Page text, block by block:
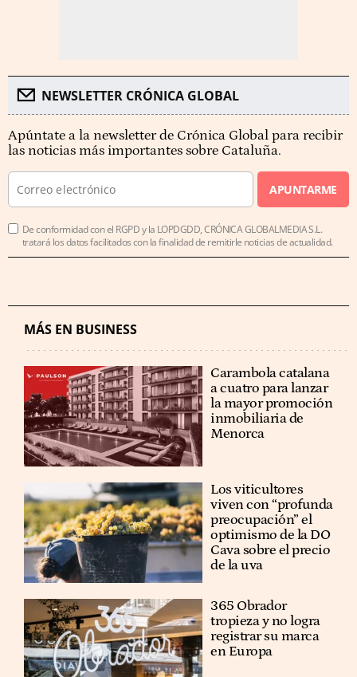
NEWSLETTER CRÓNICA GLOBAL
Apúntate a la newsletter de Crónica Global para recibir
las noticias más importantes sobre Cataluña.
APUNTARME
De conformidad con el RGPD y la LOPDGDD, CRÓNICA GLOBALMEDIA S.L.
tratará los datos facilitados con la finalidad de remitirle noticias de actualidad.
MÁS EN BUSINESS
Carambola catalana
a cuatro para lanzar
la mayor promoción
inmobiliaria de
Menorca
Los viticultores
viven con “profunda
preocupación” el
optimismo de la DO
Cava sobre el precio
de la uva
365 Obrador
tropieza y no logra
registrar su marca
en Europa